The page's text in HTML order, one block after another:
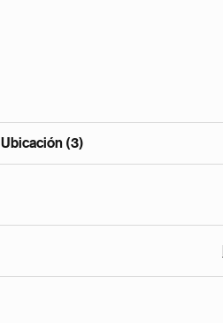
Ubicación (3)